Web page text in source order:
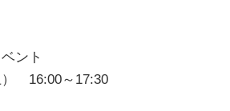
ント
） 16:00～17:30